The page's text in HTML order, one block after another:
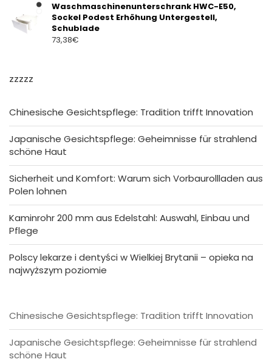
Waschmaschinenunterschrank HWC-E50,
Sockel Podest Erhöhung Untergestell,
Schublade
73,38€
zzzzz
Chinesische Gesichtspflege: Tradition trifft Innovation
Japanische Gesichtspflege: Geheimnisse für strahlend
schöne Haut
Sicherheit und Komfort: Warum sich Vorbaurollladen aus
Polen lohnen
Kaminrohr 200 mm aus Edelstahl: Auswahl, Einbau und
Pflege
Polscy lekarze i dentyści w Wielkiej Brytanii – opieka na
najwyższym poziomie
Chinesische Gesichtspflege: Tradition trifft Innovation
Japanische Gesichtspflege: Geheimnisse für strahlend
schöne Haut